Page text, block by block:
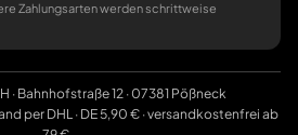
Zahlungsarten werden schrittweise
Bahnhofstraße 12 · 07381 Pößneck
per DHL · DE 5,90 € · versandkostenfrei ab